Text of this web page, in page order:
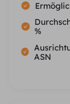
%
ASN